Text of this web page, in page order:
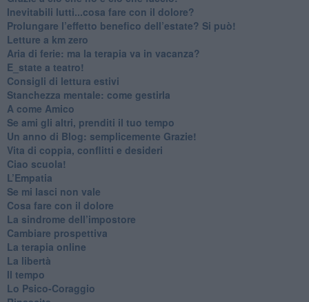
​Inevitabili lutti...cosa fare con il dolore?
Prolungare l’effetto benefico dell’estate? Si può!
​Letture a km zero
​Aria di ferie: ma la terapia va in vacanza?
​E_state a teatro!
​Consigli di lettura estivi
​Stanchezza mentale: come gestirla
​A come Amico
​Se ami gli altri, prenditi il tuo tempo
​Un anno di Blog: semplicemente Grazie!
​Vita di coppia, conflitti e desideri
​Ciao scuola!
​L’Empatia
​Se mi lasci non vale
Cosa fare con il dolore
​La sindrome dell’impostore
​Cambiare prospettiva
La terapia online
La libertà
​Il tempo
​Lo Psico-Coraggio